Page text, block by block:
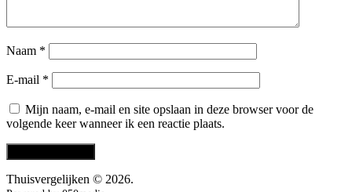
Naam *
E-mail *
Mijn naam, e-mail en site opslaan in deze browser voor de
volgende keer wanneer ik een reactie plaats.
Thuisvergelijken © 2026.